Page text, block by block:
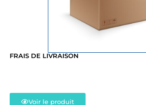
FRAIS DE LIVRAISON
Voir le produit